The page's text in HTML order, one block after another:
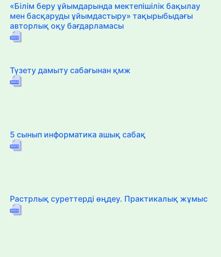
«Білім беру ұйымдарында мектепішілік бақылау
мен басқаруды ұйымдастыру» тақырыбыдағы
авторлық оқу бағдарламасы
Түзету дамыту сабағынан қмж
5 сынып информатика ашық сабақ
Растрлық суреттерді өңдеу. Практикалық жұмыс